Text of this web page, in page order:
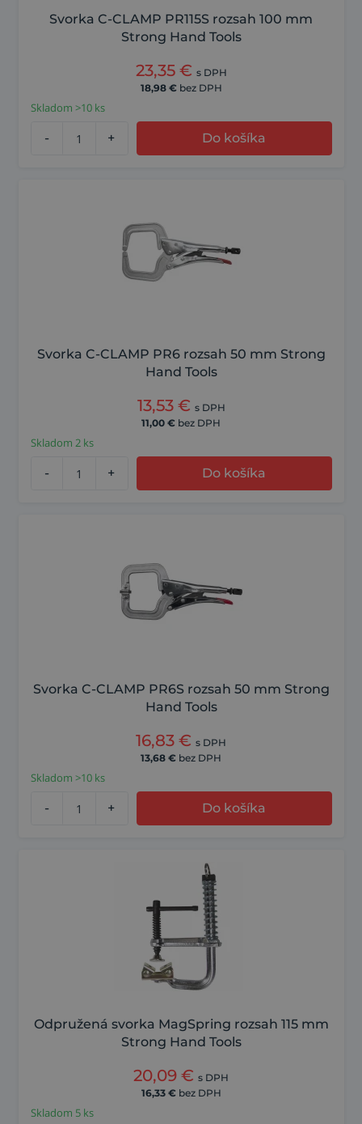
Svorka C-CLAMP PR115S rozsah 100 mm
Strong Hand Tools
23,35 € s DPH
18,98 € bez DPH
Skladom >10 ks
- + Do košíka
Svorka C-CLAMP PR6 rozsah 50 mm Strong
Hand Tools
13,53 € s DPH
11,00 € bez DPH
Skladom 2 ks
- + Do košíka
Svorka C-CLAMP PR6S rozsah 50 mm Strong
Hand Tools
16,83 € s DPH
13,68 € bez DPH
Skladom >10 ks
- + Do košíka
Odpružená svorka MagSpring rozsah 115 mm
Strong Hand Tools
20,09 € s DPH
16,33 € bez DPH
Skladom 5 ks